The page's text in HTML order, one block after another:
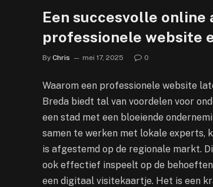
Een succesvolle online
professionele website
By Chris mei 17, 2025 0
Waarom een professionele website
Breda biedt tal van voordelen voor
een stad met een bloeiende
samen te werken met lokale experts,
is afgestemd op de regionale markt.
ook effectief inspeelt op de
een digitaal visitekaartje. Het is een